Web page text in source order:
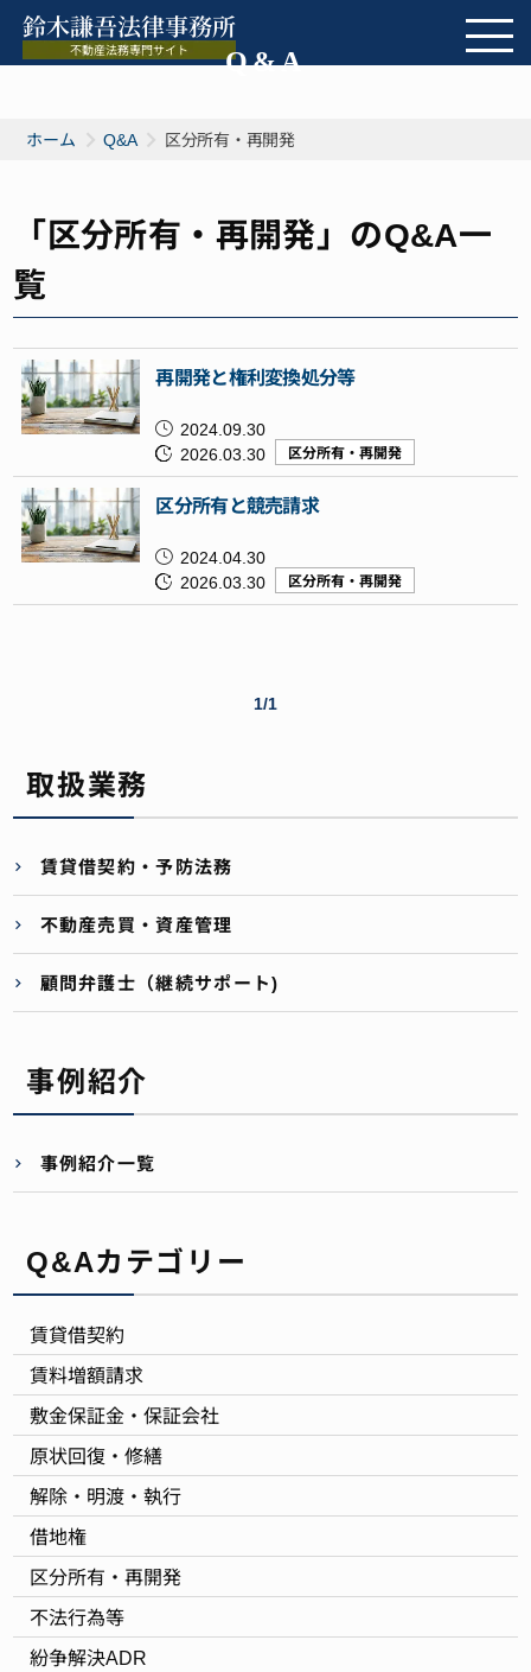
Q&A
ホーム Q&A 区分所有・再開発
「区分所有・再開発」のQ&A一
覧
再開発と権利変換処分等
2024.09.30
2026.03.30
区分所有・再開発
区分所有と競売請求
2024.04.30
2026.03.30
区分所有・再開発
1/1
取扱業務
賃貸借契約・予防法務
不動産売買・資産管理
顧問弁護士（継続サポート)
事例紹介
事例紹介一覧
Q&Aカテゴリー
賃貸借契約
賃料増額請求
敷金保証金・保証会社
原状回復・修繕
解除・明渡・執行
借地権
区分所有・再開発
不法行為等
紛争解決ADR